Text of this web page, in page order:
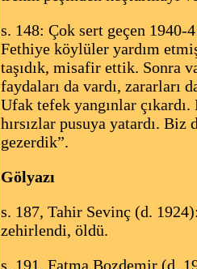
s. 148: Çok sert geçen 1940-
Fethiye köylüler yardım
taşıdık, misafir ettik. Sonra
faydaları da vardı, zararları
Ufak tefek yangınlar
hırsızlar pusuya yatardı.
gezerdik”.
Gölyazı
s. 187, Tahir Sevinç (d.
zehirlendi, öldü.
s. 191, Fatma Bozdemir (d.